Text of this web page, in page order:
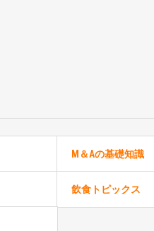
M＆Aの基礎知識
飲食トピックス